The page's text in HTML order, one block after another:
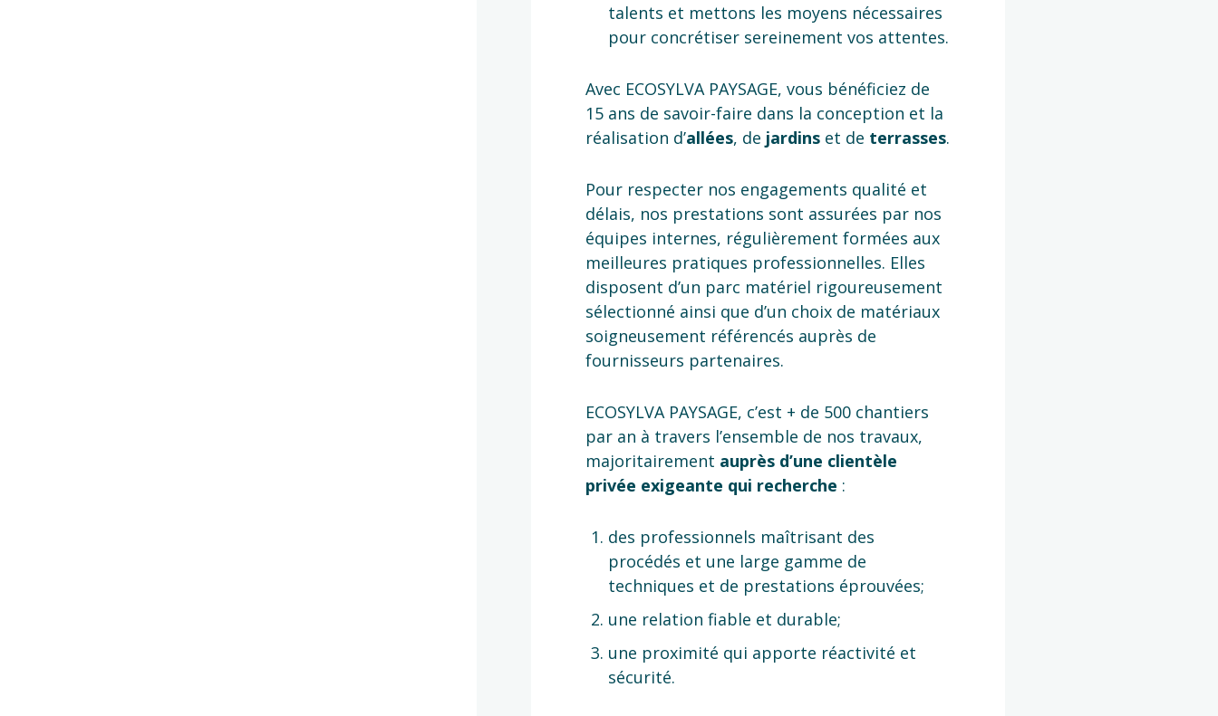
talents et mettons les moyens nécessaires
pour concrétiser sereinement vos attentes.
Avec ECOSYLVA PAYSAGE, vous bénéficiez de
15 ans de savoir-faire dans la conception et la
réalisation d’allées, de jardins et de terrasses.
Pour respecter nos engagements qualité et
délais, nos prestations sont assurées par nos
équipes internes, régulièrement formées aux
meilleures pratiques professionnelles. Elles
disposent d’un parc matériel rigoureusement
sélectionné ainsi que d’un choix de matériaux
soigneusement référencés auprès de
fournisseurs partenaires.
ECOSYLVA PAYSAGE, c’est + de 500 chantiers
par an à travers l’ensemble de nos travaux,
majoritairement auprès d’une clientèle
privée exigeante qui recherche :
des professionnels maîtrisant des
procédés et une large gamme de
techniques et de prestations éprouvées;
une relation fiable et durable;
une proximité qui apporte réactivité et
sécurité.